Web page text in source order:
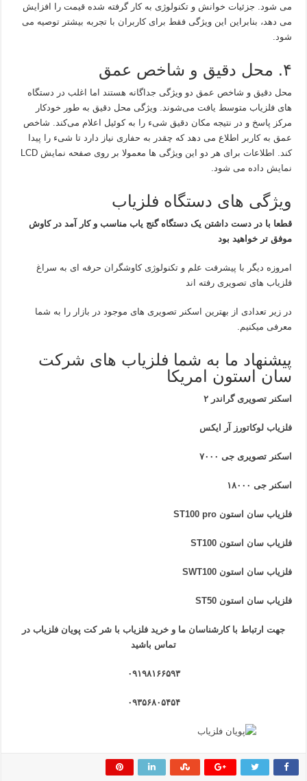
می شود. جزئیات خوانش و تکنولوژی به کار گرفته شده قیمت را افزایش
می دهد، بنابراین این ویژگی فقط برای کاربران با تجربه بیشتر توصیه می
شود.
۴. محل دقیق و شاخص عمق
محل دقیق و شاخص عمق دو ویژگی جداگانه هستند اما اغلب در دستگاه
های فلزیاب متوسط یافت می‌شوند. ویژگی محل دقیق به طور خودکار
مرکز پاسخ و در نتیجه مکان دقیق شیء را به کوئیل اعلام می‌کند. شاخص
عمق به کاربر اطلاع می دهد که چقدر به حفاری نیاز دارد تا شیء را پیدا
کند. اطلاعات برای هر دو این ویژگی ها معمولا بر روی صفحه نمایش LCD
نمایش داده می شود.
ویژگی های دستگاه فلزیاب
قطعا با در دست داشتن یک دستگاه گنج یاب مناسب و کار آمد در کاوش
موفق تر خواهید بود
امروزه دیگر با پیشرفت علم و تکنولوژی کاوشگران حرفه ای به سراغ
فلزیاب های تصویری رفته اند
در زیر تعدادی از بهترین اسکنر تصویری های موجود در بازار را به شما
معرفی میکنیم.
پیشنهاد ما به شما فلزیاب های شرکت
سان استون امریکا
اسکنر تصویری گراندر ۲
فلزیاب لوکاتورز آر ایکس
اسکنر تصویری جی ۷۰۰۰
اسکنر جی ۱۸۰۰۰
فلزیاب سان استون ST100 pro
فلزیاب سان استون ST100
فلزیاب سان استون SWT100
فلزیاب سان استون ST50
جهت ارتباط با کارشناسان ما و خرید فلزیاب با شر کت پویان فلزیاب در
تماس باشید
۰۹۱۹۸۱۶۶۵۹۳
۰۹۳۵۶۸۰۵۴۵۴